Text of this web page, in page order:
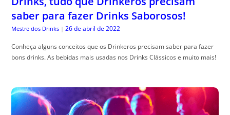
saber para fazer Drinks Saborosos!
Mestre dos Drinks | 26 de abril de 2022
Conheça alguns conceitos que os Drinkeros precisam saber para fazer
bons drinks. As bebidas mais usadas nos Drinks Clássicos e muito mais!